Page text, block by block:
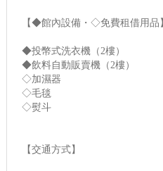
【◆館內設備・◇免費租借用品
◆投幣式洗衣機（2樓）
◆飲料自動販賣機（2樓）
◇加濕器
◇毛毯
◇熨斗
【交通方式】